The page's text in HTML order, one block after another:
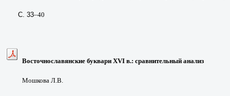
С. 33–40
Восточнославянские буквари XVI в.: сравнительный анализ
Мошкова Л.В.